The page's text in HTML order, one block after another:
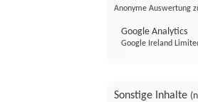
Anonyme Auswertung
Google Analytics
Google Ireland
Sonstige Inhalte